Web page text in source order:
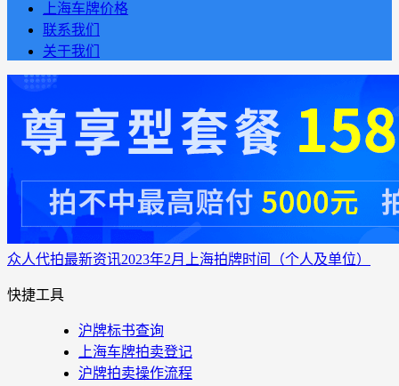
上海车牌价格
联系我们
关于我们
众人代拍最新资讯2023年2月上海拍牌时间（个人及单位）
快捷工具
沪牌标书查询
上海车牌拍卖登记
沪牌拍卖操作流程